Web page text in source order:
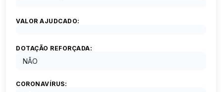
VALOR AJUDCADO:
DOTAÇÃO REFORÇADA:
NÃO
CORONAVÍRUS: